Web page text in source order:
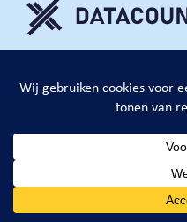
DataCount B.V.
privacy policy
algemene voorwaarden